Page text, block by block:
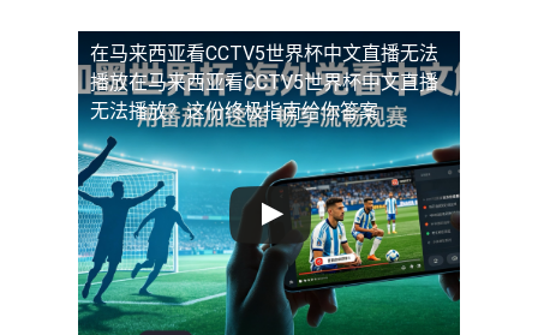
在马来西亚看CCTV5世界杯中文直播无法
播放在马来西亚看CCTV5世界杯中文直播
无法播放？这份终极指南给你答案